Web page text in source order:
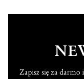
Zapisz się za darmo